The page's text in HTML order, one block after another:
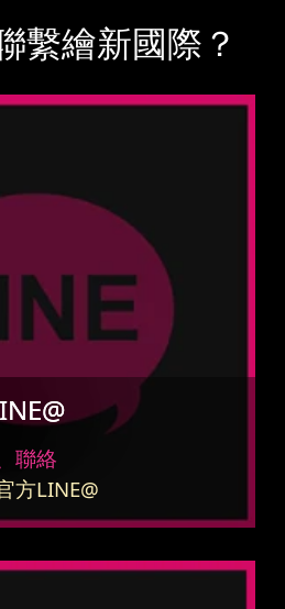
繫繪新國際？
聯絡
方LINE@